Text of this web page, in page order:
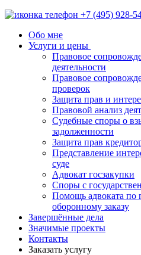
+7 (495) 928-
Обо мне
Услуги и цены
Правовое
деятельности
Правовое
проверок
Защита прав и
Правовой анализ
Судебные споры о
задолженности
Защита прав
Представление
суде
Адвокат госзакупки
Споры с
Помощь адвоката по
оборонному заказу
Завершённые дела
Значимые проекты
Контакты
Заказать услугу